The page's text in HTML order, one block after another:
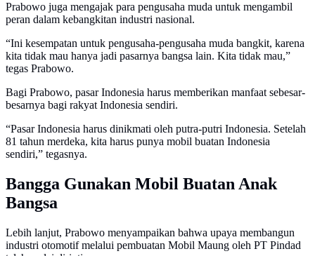
Prabowo juga mengajak para pengusaha muda untuk mengambil
peran dalam kebangkitan industri nasional.
“Ini kesempatan untuk pengusaha-pengusaha muda bangkit, karena
kita tidak mau hanya jadi pasarnya bangsa lain. Kita tidak mau,”
tegas Prabowo.
Bagi Prabowo, pasar Indonesia harus memberikan manfaat sebesar-
besarnya bagi rakyat Indonesia sendiri.
“Pasar Indonesia harus dinikmati oleh putra-putri Indonesia. Setelah
81 tahun merdeka, kita harus punya mobil buatan Indonesia
sendiri,” tegasnya.
Bangga Gunakan Mobil Buatan Anak
Bangsa
Lebih lanjut, Prabowo menyampaikan bahwa upaya membangun
industri otomotif melalui pembuatan Mobil Maung oleh PT Pindad